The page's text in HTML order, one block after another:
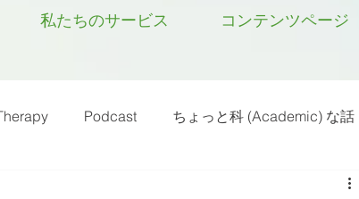
私たちのサービス コンテンツページ
Podcast ちょっと科 (Academic) な話